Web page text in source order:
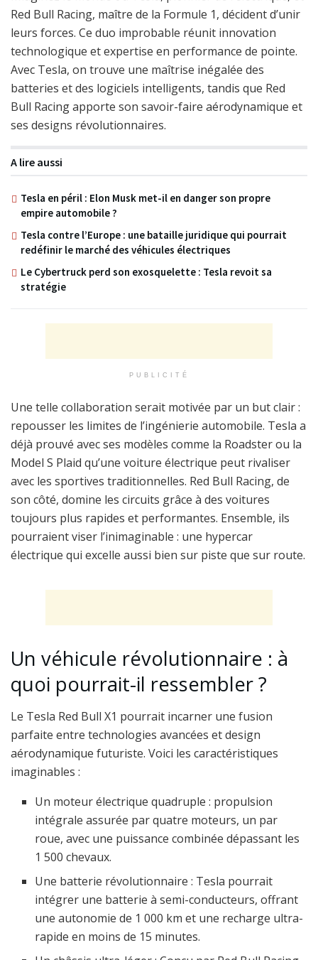
Red Bull Racing, maître de la Formule 1, décident d’unir
leurs forces. Ce duo improbable réunit innovation
technologique et expertise en performance de pointe.
Avec Tesla, on trouve une maîtrise inégalée des
batteries et des logiciels intelligents, tandis que Red
Bull Racing apporte son savoir-faire aérodynamique et
ses designs révolutionnaires.
A lire aussi
Tesla en péril : Elon Musk met-il en danger son propre
empire automobile ?
Tesla contre l’Europe : une bataille juridique qui pourrait
redéfinir le marché des véhicules électriques
Le Cybertruck perd son exosquelette : Tesla revoit sa
stratégie
PUBLICITÉ
Une telle collaboration serait motivée par un but clair :
repousser les limites de l’ingénierie automobile. Tesla a
déjà prouvé avec ses modèles comme la Roadster ou la
Model S Plaid qu’une voiture électrique peut rivaliser
avec les sportives traditionnelles. Red Bull Racing, de
son côté, domine les circuits grâce à des voitures
toujours plus rapides et performantes. Ensemble, ils
pourraient viser l’inimaginable : une hypercar
électrique qui excelle aussi bien sur piste que sur route.
Un véhicule révolutionnaire : à
quoi pourrait-il ressembler ?
Le Tesla Red Bull X1 pourrait incarner une fusion
parfaite entre technologies avancées et design
aérodynamique futuriste. Voici les caractéristiques
imaginables :
Un moteur électrique quadruple : propulsion
intégrale assurée par quatre moteurs, un par
roue, avec une puissance combinée dépassant les
1 500 chevaux.
Une batterie révolutionnaire : Tesla pourrait
intégrer une batterie à semi-conducteurs, offrant
une autonomie de 1 000 km et une recharge ultra-
rapide en moins de 15 minutes.